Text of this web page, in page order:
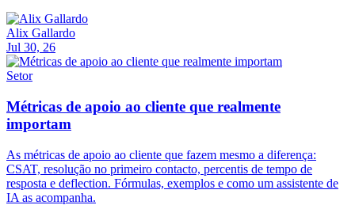
Alix Gallardo
Jul 30, 26
Setor
Métricas de apoio ao cliente que realmente
importam
As métricas de apoio ao cliente que fazem mesmo a diferença:
CSAT, resolução no primeiro contacto, percentis de tempo de
resposta e deflection. Fórmulas, exemplos e como um assistente de
IA as acompanha.